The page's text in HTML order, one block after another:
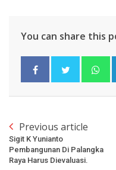
You can share this
Previous article
Sigit K Yunianto
Pembangunan Di Palangka
Raya Harus Dievaluasi.